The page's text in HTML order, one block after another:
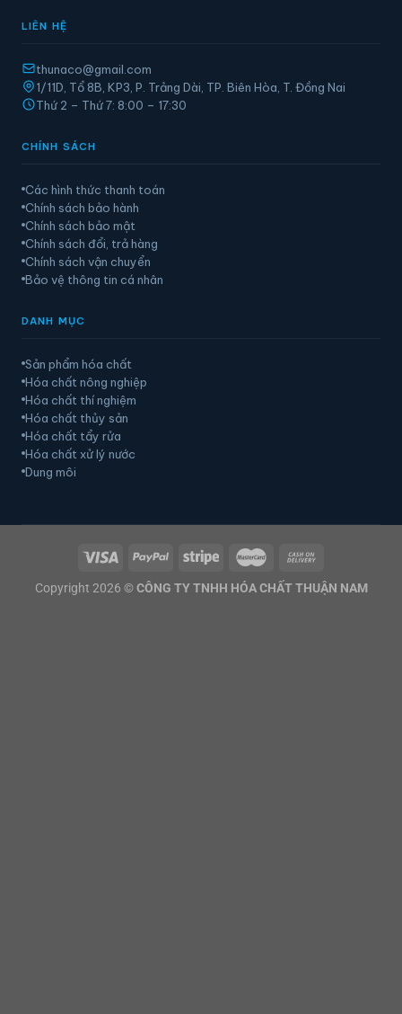
LIÊN HỆ
thunaco@gmail.com
1/11D, Tổ 8B, KP3, P. Trảng Dài, TP. Biên Hòa, T. Đồng Nai
Thứ 2 – Thứ 7: 8:00 – 17:30
CHÍNH SÁCH
Các hình thức thanh toán
Chính sách bảo hành
Chính sách bảo mật
Chính sách đổi, trả hàng
Chính sách vận chuyển
Bảo vệ thông tin cá nhân
DANH MỤC
Sản phẩm hóa chất
Hóa chất nông nghiệp
Hóa chất thí nghiệm
Hóa chất thủy sản
Hóa chất tẩy rửa
Hóa chất xử lý nước
Dung môi
Copyright 2026 © CÔNG TY TNHH HÓA CHẤT THUẬN NAM